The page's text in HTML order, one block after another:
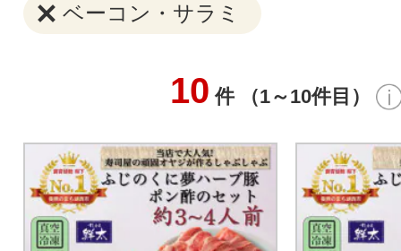
ベーコン・サラミ
10 件 （1～10件目）